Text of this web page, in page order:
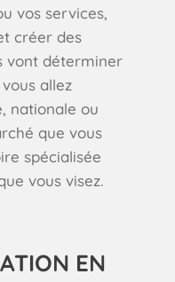
vos services,
créer des
vont déterminer
allez
nationale ou
que vous
spécialisée
vous visez.
EN